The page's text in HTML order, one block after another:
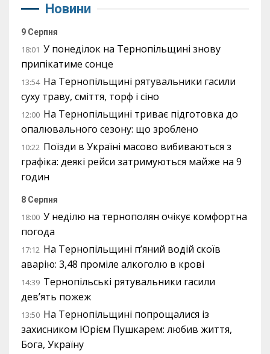
Новини
9 Серпня
18:01 У понеділок на Тернопільщині знову
припікатиме сонце
13:54 На Тернопільщині рятувальники гасили
суху траву, сміття, торф і сіно
12:00 На Тернопільщині триває підготовка до
опалювального сезону: що зроблено
10:22 Поїзди в Україні масово вибиваються з
графіка: деякі рейси затримуються майже на 9
годин
8 Серпня
18:00 У неділю на тернополян очікує комфортна
погода
17:12 На Тернопільщині п’яний водій скоїв
аварію: 3,48 проміле алкоголю в крові
14:39 Тернопільські рятувальники гасили
дев’ять пожеж
13:50 На Тернопільщині попрощалися із
захисником Юрієм Пушкарем: любив життя,
Бога, Україну